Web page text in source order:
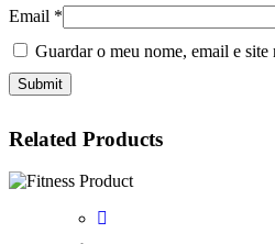
Email *
Guardar o meu nome, email e site
Related Products